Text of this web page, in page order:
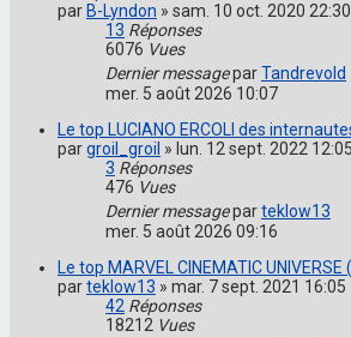
parB-Lyndon » sam. 10 oct. 2020 22:30
13 Réponses
6076 Vues
Dernier messageparTandrevold
mer. 5 août 2026 10:07
Le top LUCIANO ERCOLI des
pargroil_groil » lun. 12 sept. 2022 12:05
3 Réponses
476 Vues
Dernier messageparteklow13
mer. 5 août 2026 09:16
Le top MARVEL CINEMATIC
parteklow13 » mar. 7 sept. 2021 16:05
42 Réponses
18212 Vues